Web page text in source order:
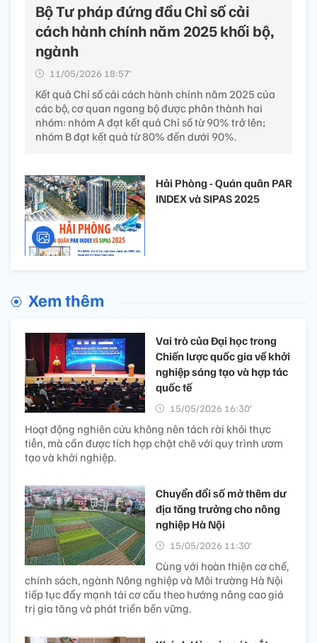
Bộ Tư pháp đứng đầu Chỉ số cải
cách hành chính năm 2025 khối bộ,
ngành
11/05/2026 18:57’
Kết quả Chỉ số cải cách hành chính năm 2025 của
các bộ, cơ quan ngang bộ được phân thành hai
nhóm: nhóm A đạt kết quả Chỉ số từ 90% trở lên;
nhóm B đạt kết quả từ 80% đến dưới 90%.
Hải Phòng - Quán quân PAR
INDEX và SIPAS 2025
Xem thêm
Vai trò của Đại học trong
Chiến lược quốc gia về khởi
nghiệp sáng tạo và hợp tác
quốc tế
15/05/2026 16:30’
Hoạt động nghiên cứu không nên tách rời khỏi thực
tiễn, mà cần được tích hợp chặt chẽ với quy trình ươm
tạo và khởi nghiệp.
Chuyển đổi số mở thêm dư
địa tăng trưởng cho nông
nghiệp Hà Nội
15/05/2026 11:30’
Cùng với hoàn thiện cơ chế,
chính sách, ngành Nông nghiệp và Môi trường Hà Nội
tiếp tục đẩy mạnh tái cơ cấu theo hướng nâng cao giá
trị gia tăng và phát triển bền vững.